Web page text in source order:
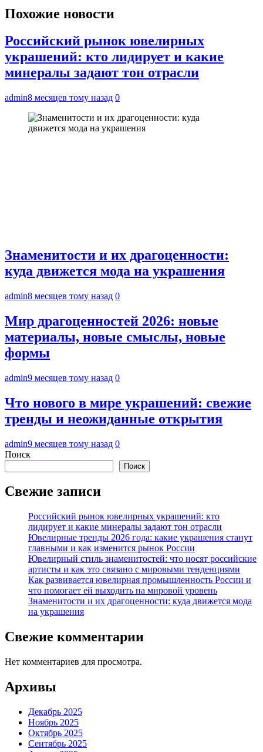
Похожие новости
Российский рынок ювелирных
украшений: кто лидирует и какие
минералы задают тон отрасли
admin8 месяцев тому назад 0
Знаменитости и их драгоценности:
куда движется мода на украшения
admin8 месяцев тому назад 0
Мир драгоценностей 2026: новые
материалы, новые смыслы, новые
формы
admin9 месяцев тому назад 0
Что нового в мире украшений: свежие
тренды и неожиданные открытия
admin9 месяцев тому назад 0
Поиск
Поиск
Свежие записи
Российский рынок ювелирных украшений: кто
лидирует и какие минералы задают тон отрасли
Ювелирные тренды 2026 года: какие украшения станут
главными и как изменится рынок России
Ювелирный стиль знаменитостей: что носят российские
артисты и как это связано с мировыми тенденциями
Как развивается ювелирная промышленность России и
что помогает ей выходить на мировой уровень
Знаменитости и их драгоценности: куда движется мода
на украшения
Свежие комментарии
Нет комментариев для просмотра.
Архивы
Декабрь 2025
Ноябрь 2025
Октябрь 2025
Сентябрь 2025